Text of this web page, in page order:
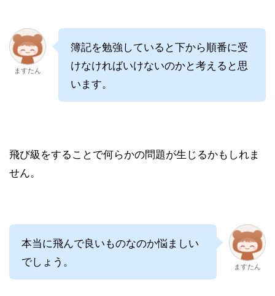
ますたん
簿記を勉強していると下から順番に受
けなければいけないのかと考えると思
います。
飛び級をすることで何らかの問題が生じるかもしれま
せん。
本当に飛んで良いものなのか悩ましい
でしょう。
ますたん